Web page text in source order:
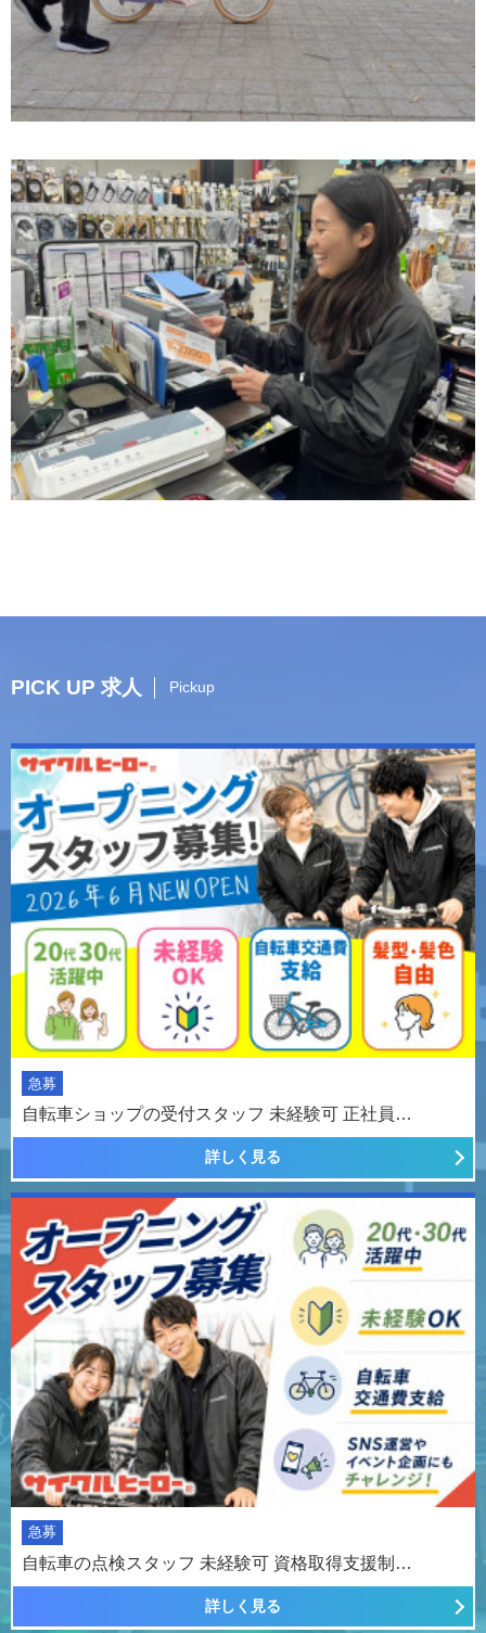
PICK UP 求人 Pickup
急募
自転車ショップの受付スタッフ 未経験可 正社員…
詳しく見る
急募
自転車の点検スタッフ 未経験可 資格取得支援制…
詳しく見る